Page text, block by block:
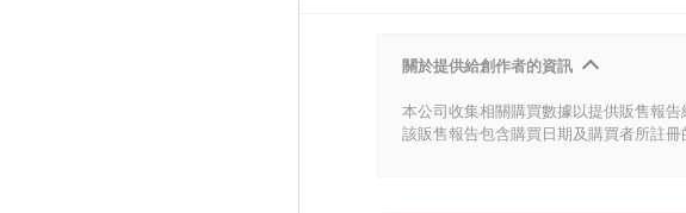
關於提供給創作者的資訊
本公司收集相關購買數據以提供販售報告
該販售報告包含購買日期及購買者所註